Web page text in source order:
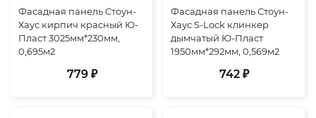
Фасадная панель Стоун-
Хаус кирпич красный Ю-
Пласт 3025мм*230мм,
0,695м2
779 ₽
Фасадная панель Стоун-
Хаус S-Lock клинкер
дымчатый Ю-Пласт
1950мм*292мм, 0,569м2
742 ₽